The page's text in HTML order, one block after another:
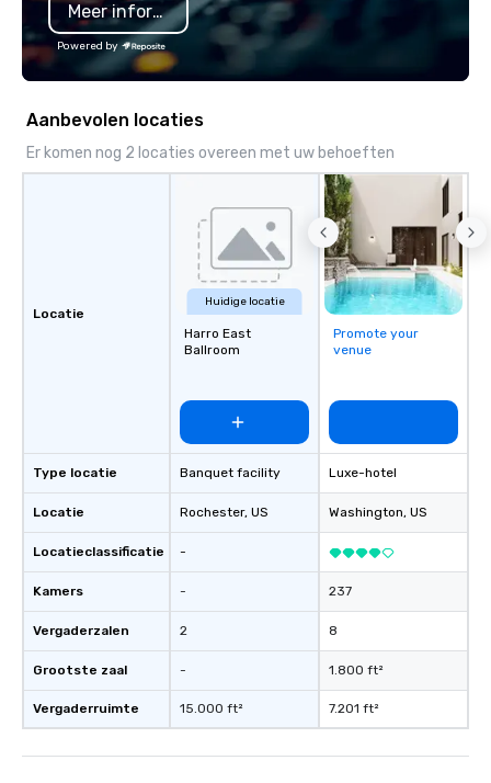
Meer informatie
Powered by
Aanbevolen locaties
Er komen nog 2 locaties overeen met uw behoeften
Locatie
Type locatie
Locatie
Locatieclassificatie
Kamers
Vergaderzalen
Grootste zaal
Vergaderruimte
Huidige locatie
Harro East
Ballroom
Banquet facility
Rochester, US
-
-
2
-
15.000 ft²
Promote your
venue
Luxe-hotel
Washington, US
237
8
1.800 ft²
7.201 ft²